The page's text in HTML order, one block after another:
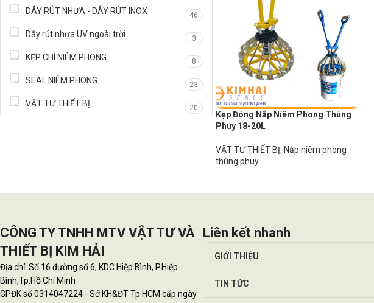
DÂY RÚT NHỰA - DÂY RÚT INOX 46
Dây rút nhựa UV ngoài trời 3
KẸP CHÌ NIÊM PHONG 8
SEAL NIÊM PHONG 23
VẬT TƯ THIẾT BỊ 20
Kẹp Đóng Nắp Niêm Phong Thùng
Phuy 18-20L
VẬT TƯ THIẾT BỊ, Nắp niêm phong
thùng phuy
CÔNG TY TNHH MTV VẬT TƯ VÀ
THIẾT BỊ KIM HẢI
Địa chỉ: Số 16 đường số 6, KDC Hiệp Bình, P.Hiệp
Bình,Tp.Hồ Chí Minh
GPĐK số 0314047224 - Sở KH&ĐT Tp.HCM cấp ngày
Liên kết nhanh
GIỚI THIỆU
TIN TỨC